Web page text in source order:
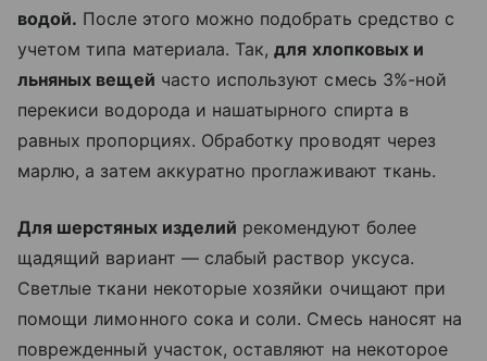
водой. После этого можно подобрать средство с
учетом типа материала. Так,для хлопковых и
льняных вещей часто используют смесь 3%-ной
перекиси водорода и нашатырного спирта в
равных пропорциях. Обработку проводят через
марлю, а затем аккуратно проглаживают ткань.
Для шерстяных изделий рекомендуют более
щадящий вариант — слабый раствор уксуса.
Светлые ткани некоторые хозяйки очищают при
помощи лимонного сока и соли. Смесь наносят на
поврежденный участок, оставляют на некоторое